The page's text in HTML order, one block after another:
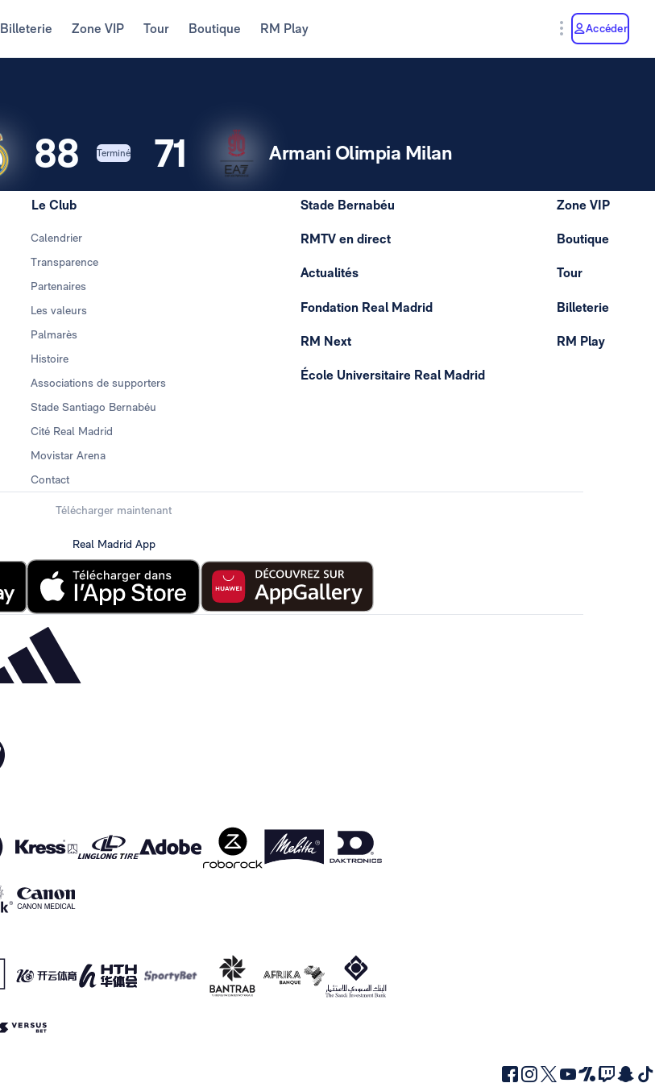
Billeterie Zone VIP Tour Boutique RM Play Accéder
88 71
Terminé Armani Olimpia Milan
Le Club
Calendrier
Transparence
Partenaires
Les valeurs
Palmarès
Histoire
Associations de supporters
Stade Santiago Bernabéu
Cité Real Madrid
Movistar Arena
Contact
Stade Bernabéu
RMTV en direct
Actualités
Fondation Real Madrid
RM Next
École Universitaire Real Madrid
Zone VIP
Boutique
Tour
Billeterie
RM Play
Télécharger maintenant
Real Madrid App